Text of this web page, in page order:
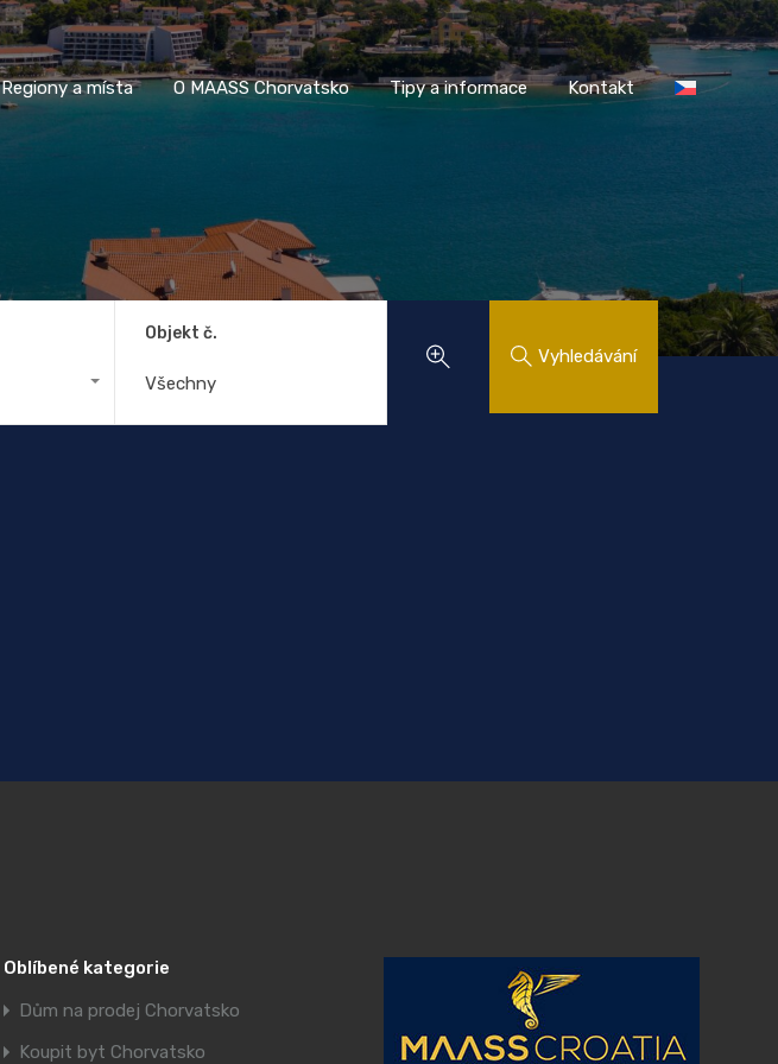
Regiony a místa O MAASS Chorvatsko Tipy a informace Kontakt
Regiony a místa O MAASS Chorvatsko Tipy a informace Kontakt
Objekt č.
Vyhledávání
Oblíbené kategorie
Dům na prodej Chorvatsko
Koupit byt Chorvatsko